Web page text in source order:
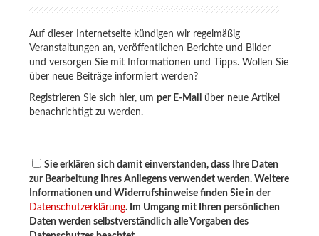
Auf dieser Internetseite kündigen wir regelmäßig
Veranstaltungen an, veröffentlichen Berichte und Bilder
und versorgen Sie mit Informationen und Tipps. Wollen Sie
über neue Beiträge informiert werden?
Registrieren Sie sich hier, um per E-Mail
über neue Artikel
benachrichtigt zu werden.
Sie erklären sich damit einverstanden, dass Ihre Daten
zur Bearbeitung Ihres Anliegens verwendet werden. Weitere
Informationen und Widerrufshinweise finden Sie in der
Datenschutzerklärung. Im Umgang mit Ihren persönlichen
Daten werden selbstverständlich alle Vorgaben des